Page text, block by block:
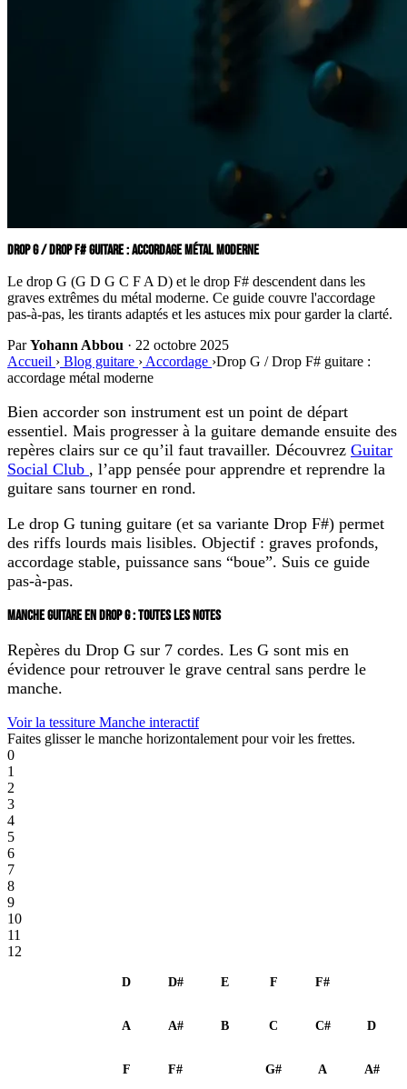
DROP G / DROP F# GUITARE : ACCORDAGE MÉTAL MODERNE
Le drop G (G D G C F A D) et le drop F# descendent dans les
graves extrêmes du métal moderne. Ce guide couvre l'accordage
pas-à-pas, les tirants adaptés et les astuces mix pour garder la clarté.
ParYohann Abbou · 22 octobre 2025
Accueil › Blog guitare › Accordage ›Drop G / Drop F# guitare :
accordage métal moderne
Bien accorder son instrument est un point de départ
essentiel. Mais progresser à la guitare demande ensuite des
repères clairs sur ce qu’il faut travailler. Découvrez Guitar
Social Club , l’app pensée pour apprendre et reprendre la
guitare sans tourner en rond.
Le drop G tuning guitare (et sa variante Drop F#) permet
des riffs lourds mais lisibles. Objectif : graves profonds,
accordage stable, puissance sans “boue”. Suis ce guide
pas-à-pas.
MANCHE GUITARE EN DROP G : TOUTES LES NOTES
Repères du Drop G sur 7 cordes. Les G sont mis en
évidence pour retrouver le grave central sans perdre le
manche.
Voir la tessiture Manche interactif
Faites glisser le manche horizontalement pour voir les frettes.
0
1
2
3
4
5
6
7
8
9
10
11
12
D D# E F F#
A A# B C C# D
F F# G# A A#